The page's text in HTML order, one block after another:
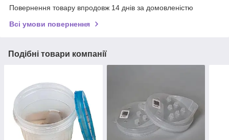
Повернення товару впродовж 14 днів за домовленістю
Всі умови повернення
Подібні товари компанії